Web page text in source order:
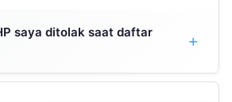
Petugas BRI akan memverifikasi
yang ditunjukkan saat video call.
saya ditolak saat daftar
HP sudah terdaftar di akun BRImo